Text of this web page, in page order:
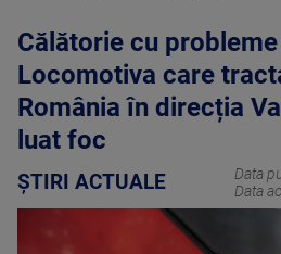
Călătorie cu
Locomotiva care
România în direcția
luat foc
ȘTIRI ACTUALE Data
Data